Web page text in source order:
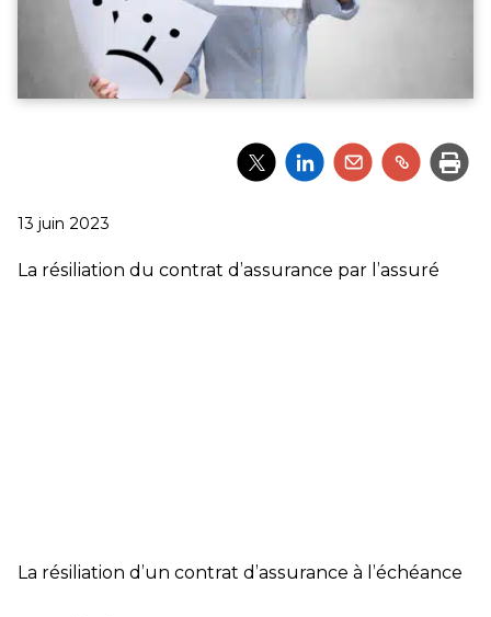
Partager
l'article
Partager
l'article
Partager
l'article
Partager
l'article
Publié
13 juin 2023
La résiliation du contrat d’assurance par l’assuré
La résiliation d’un contrat d’assurance à l’échéance